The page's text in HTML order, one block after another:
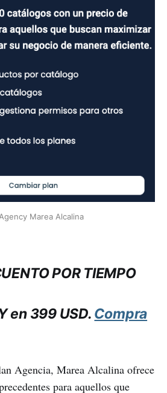
Marea Alcalina
POR TIEMPO
en 399 USD. Compra
Agencia, Marea Alcalina ofrece
para aquellos que